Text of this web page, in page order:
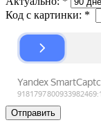
Код с картинки: *